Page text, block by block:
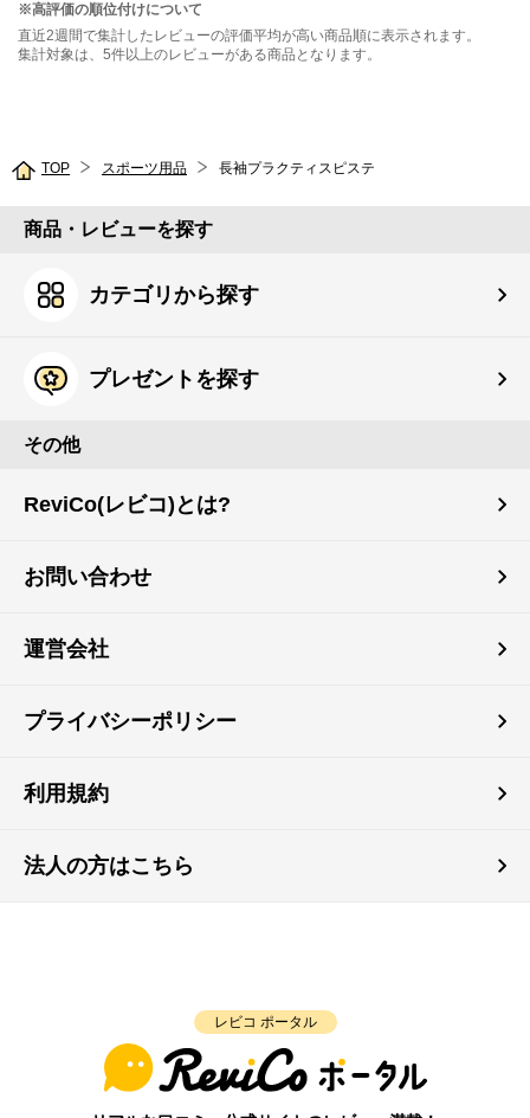
※高評価の順位付けについて
直近2週間で集計したレビューの評価平均が高い商品順に表示されます。
集計対象は、5件以上のレビューがある商品となります。
TOP スポーツ用品 長袖プラクティスピステ
商品・レビューを探す
カテゴリから探す
プレゼントを探す
その他
ReviCo(レビコ)とは?
お問い合わせ
運営会社
プライバシーポリシー
利用規約
法人の方はこちら
レビコ ポータル